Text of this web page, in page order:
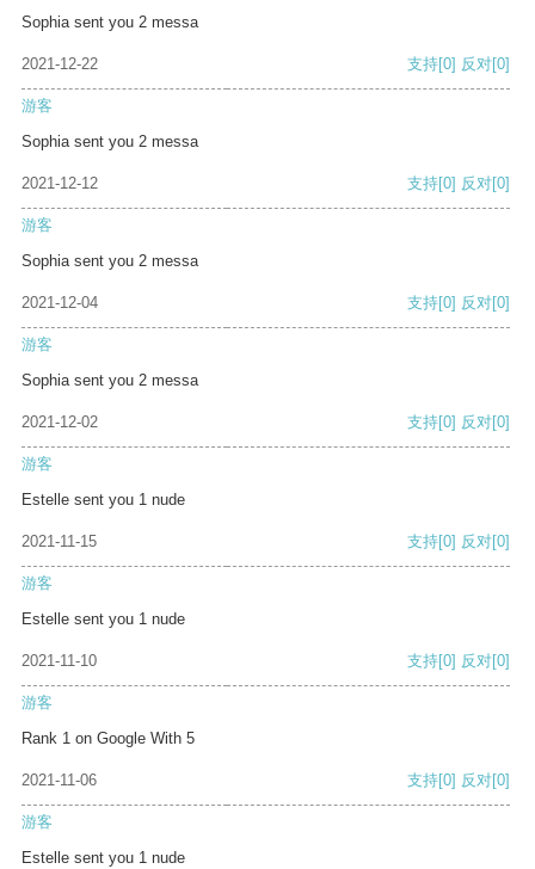
Sophia sent you 2 messa
2021-12-22 支持[0] 反对[0]
游客
Sophia sent you 2 messa
2021-12-12 支持[0] 反对[0]
游客
Sophia sent you 2 messa
2021-12-04 支持[0] 反对[0]
游客
Sophia sent you 2 messa
2021-12-02 支持[0] 反对[0]
游客
Estelle sent you 1 nude
2021-11-15 支持[0] 反对[0]
游客
Estelle sent you 1 nude
2021-11-10 支持[0] 反对[0]
游客
Rank 1 on Google With 5
2021-11-06 支持[0] 反对[0]
游客
Estelle sent you 1 nude